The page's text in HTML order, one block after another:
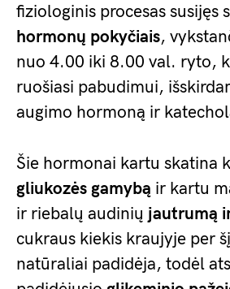
fiziologinis procesas susijęs
hormonų pokyčiais,
nuo 4.00 iki 8.00 val. ryto,
ruošiasi pabudimui,
augimo hormoną ir
Šie hormonai kartu skatina
gliukozės gamybą ir kartu
ir riebalų audinių jautrumą
cukraus kiekis kraujyje per
natūraliai padidėja, todėl